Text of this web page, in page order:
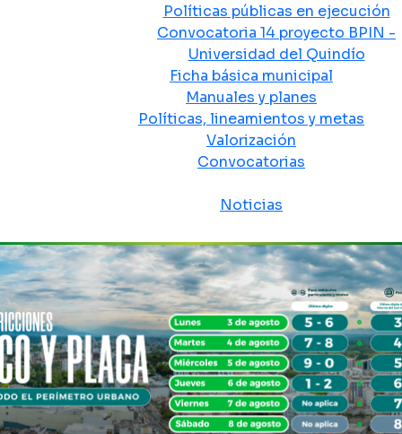
Políticas públicas en ejecución
Convocatoria 14 proyecto BPIN -
Universidad del Quindío
Ficha básica municipal
Manuales y planes
Políticas, lineamientos y metas
Valorización
Convocatorias
Noticias